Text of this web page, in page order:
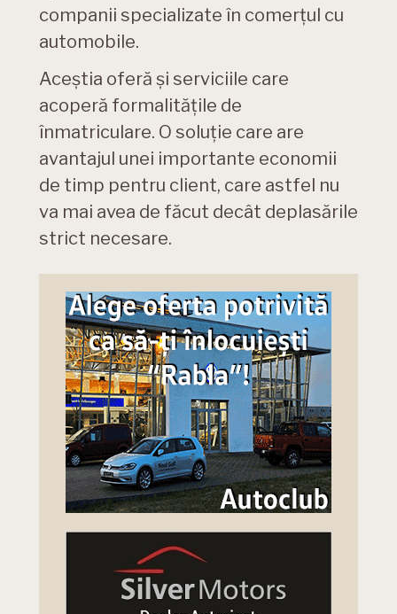
companii specializate în comerțul cu
automobile.
Aceștia oferă și serviciile care
acoperă formalitățile de
înmatriculare. O soluție care are
avantajul unei importante economii
de timp pentru client, care astfel nu
va mai avea de făcut decât deplasările
strict necesare.